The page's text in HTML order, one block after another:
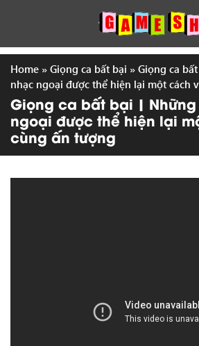
Home » Giọng ca bất bại » Giọng ca
nhạc ngoại được thể hiện lại một cách
Giọng ca bất bại |
ngoại được thể hiện lại
cùng ấn tượng